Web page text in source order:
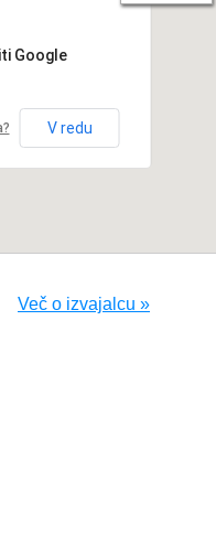
Google
V redu
Več o izvajalcu »